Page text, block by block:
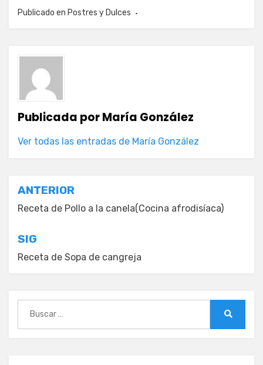
Publicado en Postres y Dulces
Publicada porMaría González
Ver todas las entradas de María González
Navegación
de
entradas
ANTERIOR
Receta de Pollo a la canela(Cocina afrodisíaca)
SIG
Receta de Sopa de cangreja